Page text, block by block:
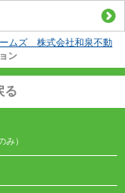
ムズ 株式会社和泉不動
ン
る
み）